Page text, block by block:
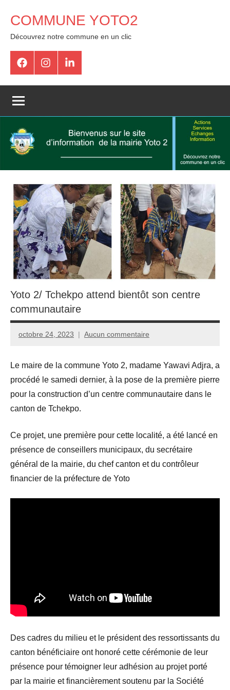
COMMUNE YOTO2
Découvrez notre commune en un clic
Yoto 2/ Tchekpo attend bientôt son centre
communautaire
octobre 24, 2023
Yoto
Aucun commentaire
Le maire de la commune Yoto 2, madame Yawavi Adjra, a
procédé le samedi dernier, à la pose de la première pierre
pour la construction d’un centre communautaire dans le
canton de Tchekpo.
Ce projet, une première pour cette localité, a été lancé en
présence de conseillers municipaux, du secrétaire
général de la mairie, du chef canton et du contrôleur
financier de la préfecture de Yoto
Des cadres du milieu et le président des ressortissants du
canton bénéficiaire ont honoré cette cérémonie de leur
présence pour témoigner leur adhésion au projet porté
par la mairie et financièrement soutenu par la Société